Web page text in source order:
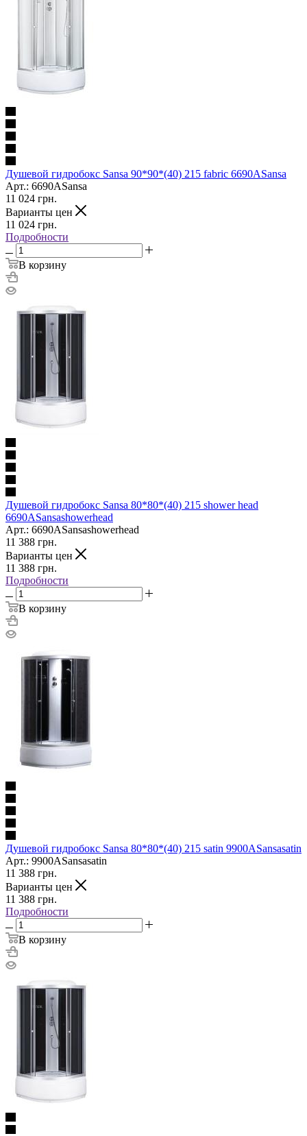
Душевой гидробокс Sansa 90*90*(40) 215 fabric 6690ASansa
Арт.: 6690ASansa
11 024 грн.
Варианты цен
11 024 грн.
Подробности
В корзину
Душевой гидробокс Sansa 80*80*(40) 215 shower head
6690ASansashowerhead
Арт.: 6690ASansashowerhead
11 388 грн.
Варианты цен
11 388 грн.
Подробности
В корзину
Душевой гидробокс Sansa 80*80*(40) 215 satin 9900ASansasatin
Арт.: 9900ASansasatin
11 388 грн.
Варианты цен
11 388 грн.
Подробности
В корзину